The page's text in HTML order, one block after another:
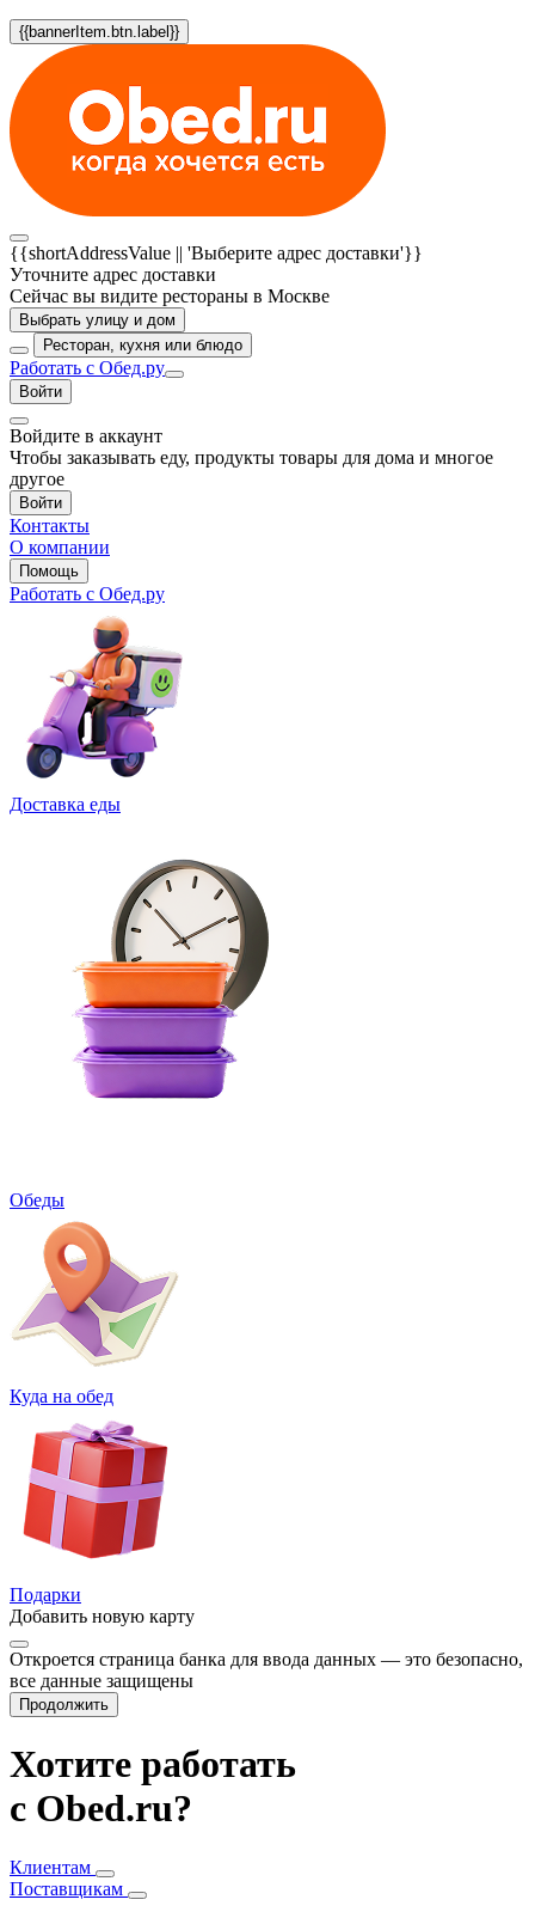
{{bannerItem.btn.label}}
{{shortAddressValue || 'Выберите адрес доставки'}}
Уточните адрес доставки
Сейчас вы видите рестораны в Москве
Выбрать улицу и дом
Ресторан, кухня или блюдо
Работать с Обед.ру
Войти
Войдите в аккаунт
Чтобы заказывать еду, продукты товары для дома и многое
другое
Войти
Контакты
О компании
Помощь
Работать с Обед.ру
Доставка еды
Обеды
Куда на обед
Подарки
Добавить новую карту
Откроется страница банка для ввода данных — это безопасно,
все данные защищены
Продолжить
Хотите работать
с Obed.ru?
Клиентам
Поставщикам